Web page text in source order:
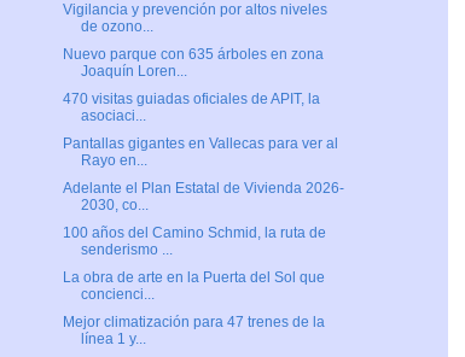
Vigilancia y prevención por altos niveles
de ozono...
Nuevo parque con 635 árboles en zona
Joaquín Loren...
470 visitas guiadas oficiales de APIT, la
asociaci...
Pantallas gigantes en Vallecas para ver al
Rayo en...
Adelante el Plan Estatal de Vivienda 2026-
2030, co...
100 años del Camino Schmid, la ruta de
senderismo ...
La obra de arte en la Puerta del Sol que
concienci...
Mejor climatización para 47 trenes de la
línea 1 y...